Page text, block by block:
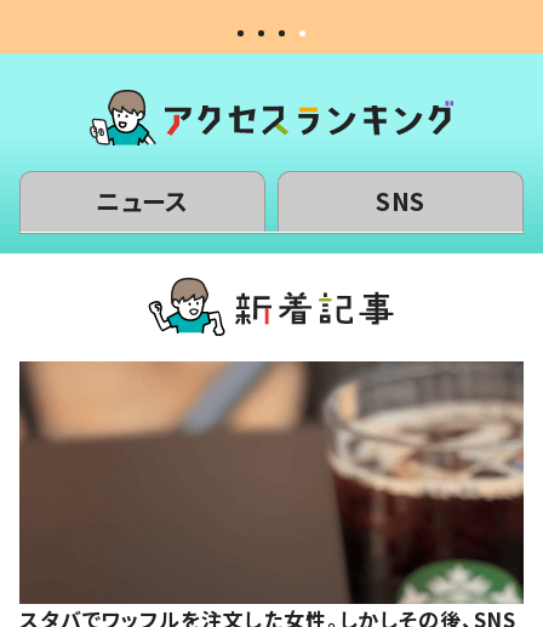
ニュース SNS
スタバでワッフルを注文した女性。しかしその後、SNS